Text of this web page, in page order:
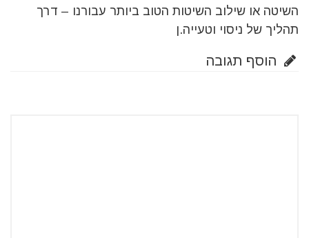
השיטה או שילוב השיטות הטוב ביותר עבורנו – דרך
תהליך של ניסוי וטעייה.ן
הוסף תגובה